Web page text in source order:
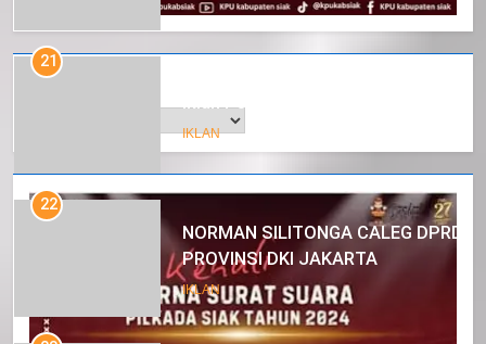
Arsip
21
Iklan Pemerintah Kabupaten Siak
IKLAN
22
NORMAN SILITONGA CALEG DPRD
PROVINSI DKI JAKARTA
IKLAN